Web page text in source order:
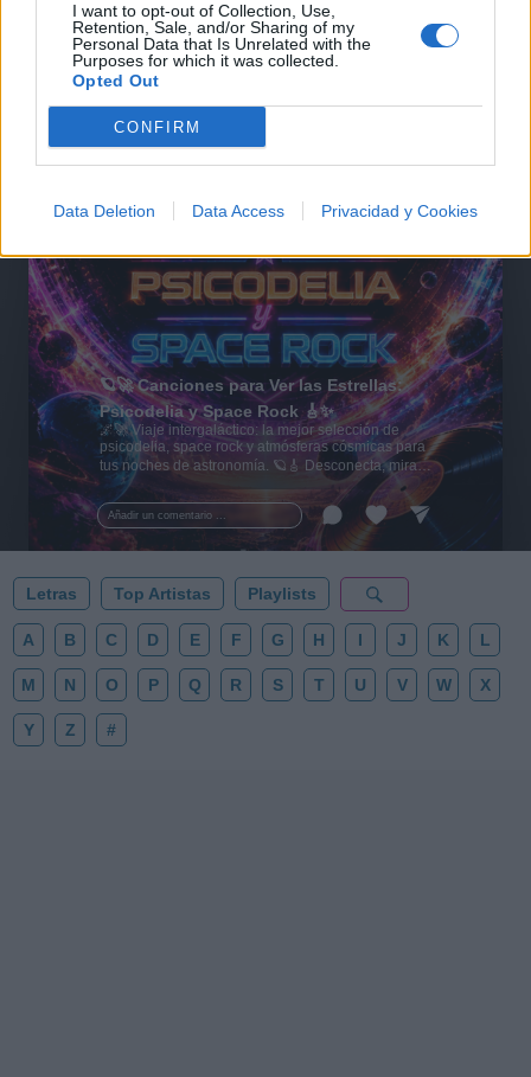
I want to opt-out of Collection, Use,
Retention, Sale, and/or Sharing of my
Personal Data that Is Unrelated with the
Purposes for which it was collected.
Opted Out
CONFIRM
Data Deletion Data Access Privacidad y Cookies
Añadir un comentario ...
🪐🚀 Canciones para Ver las Estrellas:
Psicodelia y Space Rock 🎸✨
🌌🚀 Viaje intergaláctico: la mejor selección de
psicodelia, space rock y atmósferas cósmicas para
tus noches de astronomía. 🪐🎸 Desconecta, mira
al firmamento y siente la gravedad cero. 💾 ¡Guarda
esta colección para tu próxima noche estrellada!
✨⭐
Letras Top Artistas Playlists
A B C D E F G H I J K L
M N O P Q R S T U V W X
Y Z #